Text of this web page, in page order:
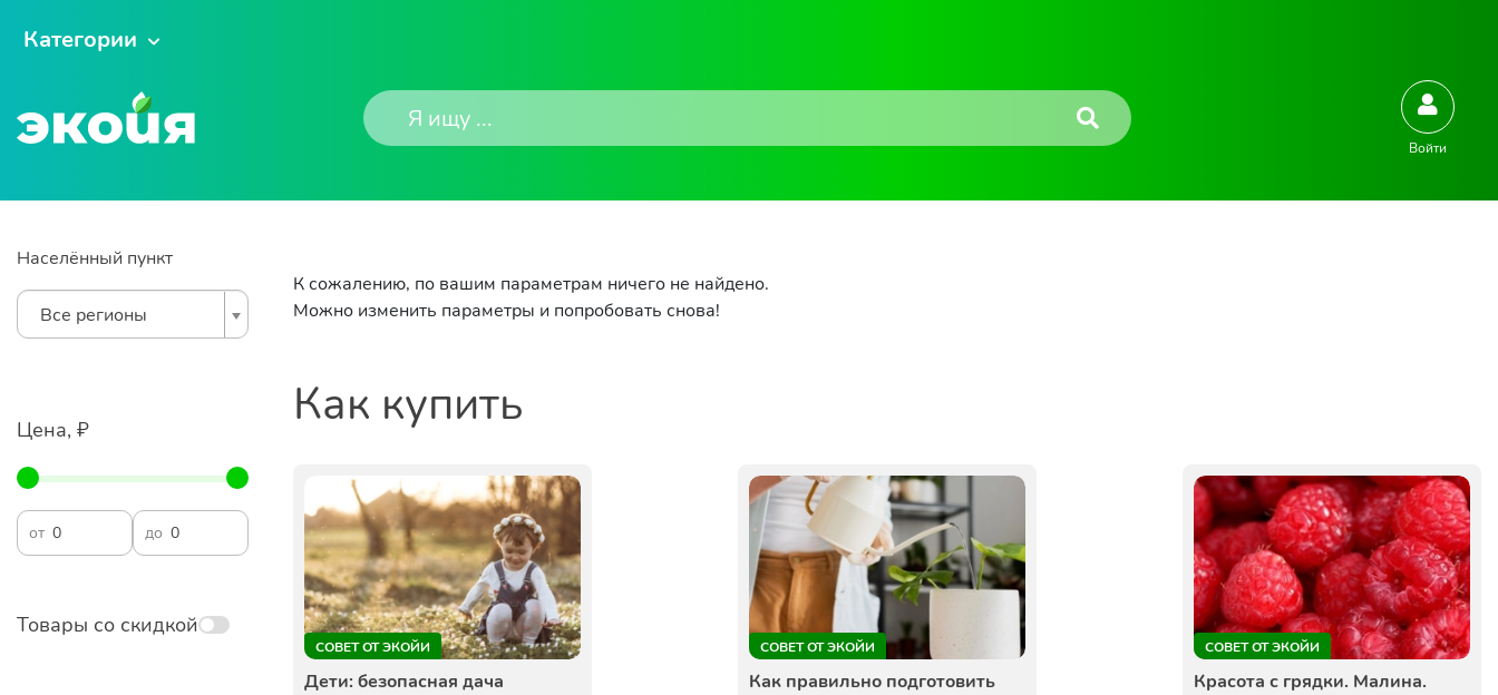
Категории
Войти
Населённый пункт
Все регионы
Цена, ₽
от до
Товары со скидкой
К сожалению, по вашим параметрам ничего не найдено.
Можно изменить параметры и попробовать снова!
Как купить
СОВЕТ ОТ ЭКОЙИ
Дети: безопасная дача
СОВЕТ ОТ ЭКОЙИ
Как правильно подготовить
СОВЕТ ОТ ЭКОЙИ
Красота с грядки. Малина.